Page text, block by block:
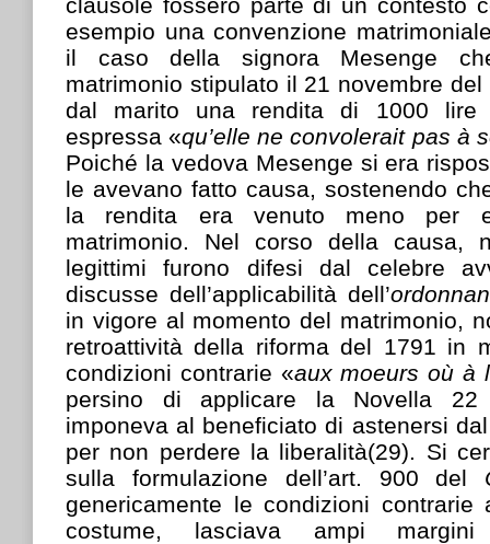
esempio una convenzione
il caso della signora Mesenge
matrimonio stipulato il 21 novembre
dal marito una rendita di 1000 lire
espressa «qu’elle ne convolerait pas à
Poiché la vedova Mesenge si era
le avevano fatto causa, sostenendo
la rendita era venuto meno per
matrimonio. Nel corso della causa,
legittimi furono difesi dal celebre
discusse dell’applicabilità dell’
in vigore al momento del matrimonio,
retroattività della riforma del 1791 in
condizioni contrarie «aux moeurs où à
persino di applicare la Novella 22
imponeva al beneficiato di astenersi
per non perdere la liberalità(29). Si
sulla formulazione dell’art. 900 del
genericamente le condizioni
costume, lasciava ampi